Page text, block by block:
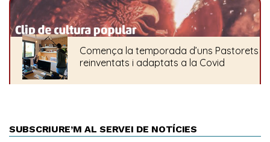
SUBSCRIURE’M AL SERVEI DE NOTÍCIES